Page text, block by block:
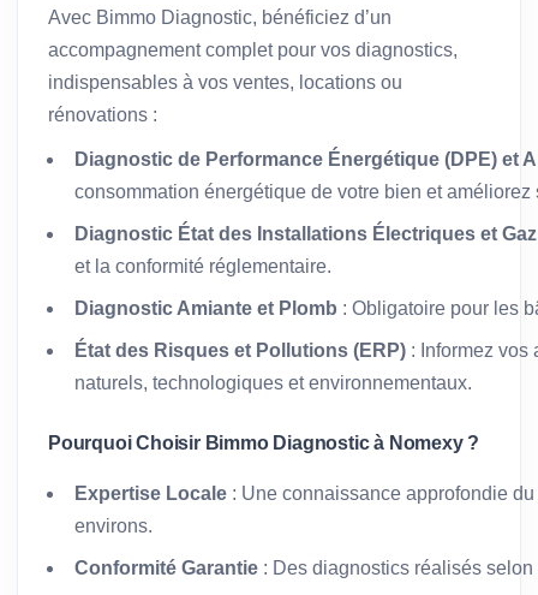
Avec Bimmo Diagnostic, bénéficiez d’un
accompagnement complet pour vos diagnostics,
indispensables à vos ventes, locations ou
rénovations :
Diagnostic de Performance Énergétique (DPE) et
consommation énergétique de votre bien et améliorez
Diagnostic État des Installations Électriques et Gaz
et la conformité réglementaire.
Diagnostic Amiante et Plomb : Obligatoire pour les
État des Risques et Pollutions (ERP) : Informez vos
naturels, technologiques et environnementaux.
Pourquoi Choisir Bimmo Diagnostic à Nomexy ?
Expertise Locale : Une connaissance approfondie
environs.
Conformité Garantie : Des diagnostics réalisés